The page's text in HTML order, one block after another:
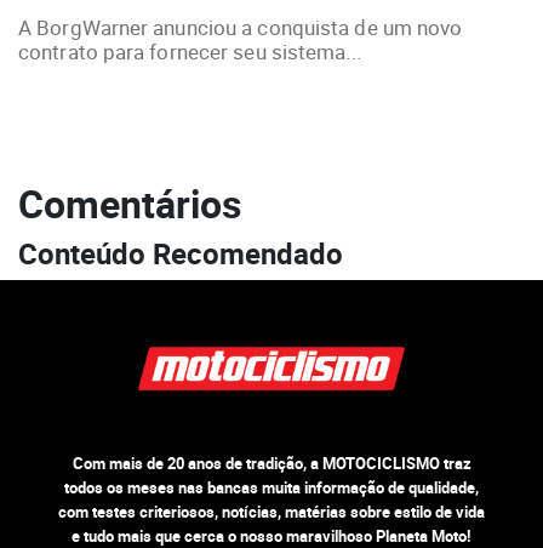
A BorgWarner anunciou a conquista de um novo
contrato para fornecer seu sistema...
Comentários
Conteúdo Recomendado
Com mais de 20 anos de tradição, a MOTOCICLISMO traz
todos os meses nas bancas muita informação de qualidade,
com testes criteriosos, notícias, matérias sobre estilo de vida
e tudo mais que cerca o nosso maravilhoso Planeta Moto!